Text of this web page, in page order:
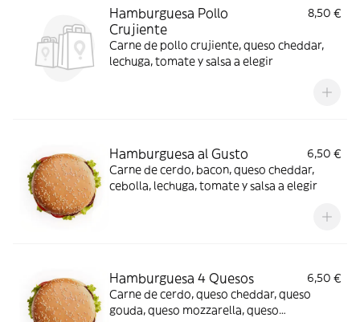
Hamburguesa Pollo
Crujiente
8,50 €
Carne de pollo crujiente, queso cheddar,
lechuga, tomate y salsa a elegir
Hamburguesa al Gusto
6,50 €
Carne de cerdo, bacon, queso cheddar,
cebolla, lechuga, tomate y salsa a elegir
Hamburguesa 4 Quesos
6,50 €
Carne de cerdo, queso cheddar, queso
gouda, queso mozzarella, queso